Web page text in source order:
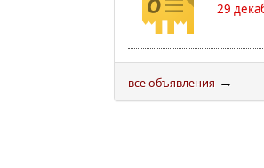
29
все объявления →